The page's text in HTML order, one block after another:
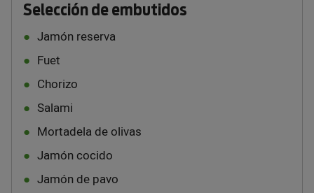
Selección de embutidos
Jamón reserva
Fuet
Chorizo
Salami
Mortadela de olivas
Jamón cocido
Jamón de pavo